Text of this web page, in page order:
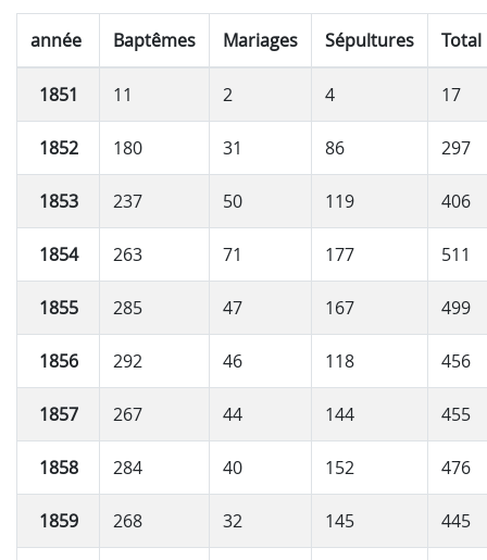
année Baptêmes Mariages Sépultures Total
1851 11 2 4 17
1852 180 31 86 297
1853 237 50 119 406
1854 263 71 177 511
1855 285 47 167 499
1856 292 46 118 456
1857 267 44 144 455
1858 284 40 152 476
1859 268 32 145 445